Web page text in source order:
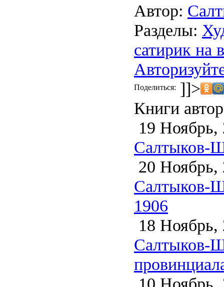
Автор:
Разделы:
сатирик на
Поделиться: ]]>
Книги
19 Ноябрь,
Салтыков-
20 Ноябрь,
Салтыков-
1906
18 Ноябрь,
Салтыков-